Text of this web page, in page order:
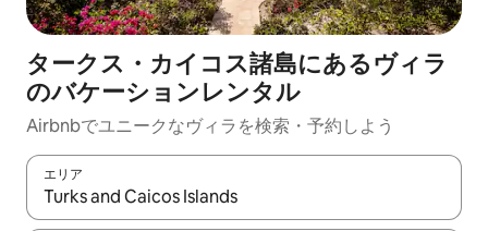
タークス・カイコス諸島にあるヴィラ
のバケーションレンタル
Airbnbでユニークなヴィラを検索・予約しよう
エリア
検索結果が表示されたら、上下の矢印キーを使って移動するか